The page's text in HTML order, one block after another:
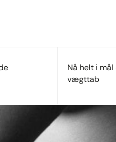
Nå helt i
vægttab